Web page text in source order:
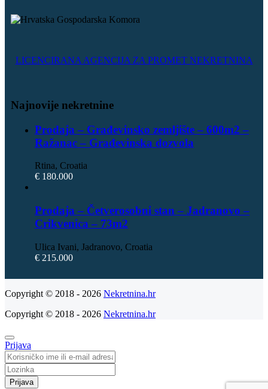
LICENCIRANA AGENCIJA ZA PROMET NEKRETNINA
Najnovije nekretnine
Prodaja – Građevinsko zemljište – 600m2 –
Ražanac – Građevinska dozvola
Rtina, Croatia
€ 180.000
Prodaja – Četverosobni stan – Jadranovo –
Crikvenica – 73m2
Ulica Ivani, Jadranovo, Croatia
€ 215.000
Copyright © 2018 - 2026 Nekretnina.hr
Copyright © 2018 - 2026 Nekretnina.hr
Prijava
Prijava